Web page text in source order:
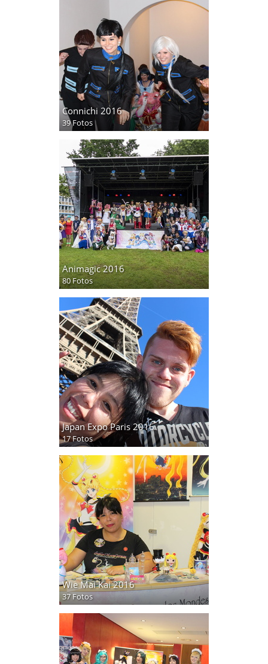
Connichi 2016
39 Fotos
Animagic 2016
80 Fotos
Japan Expo Paris 2016
17 Fotos
Wie Mai Kai 2016
37 Fotos